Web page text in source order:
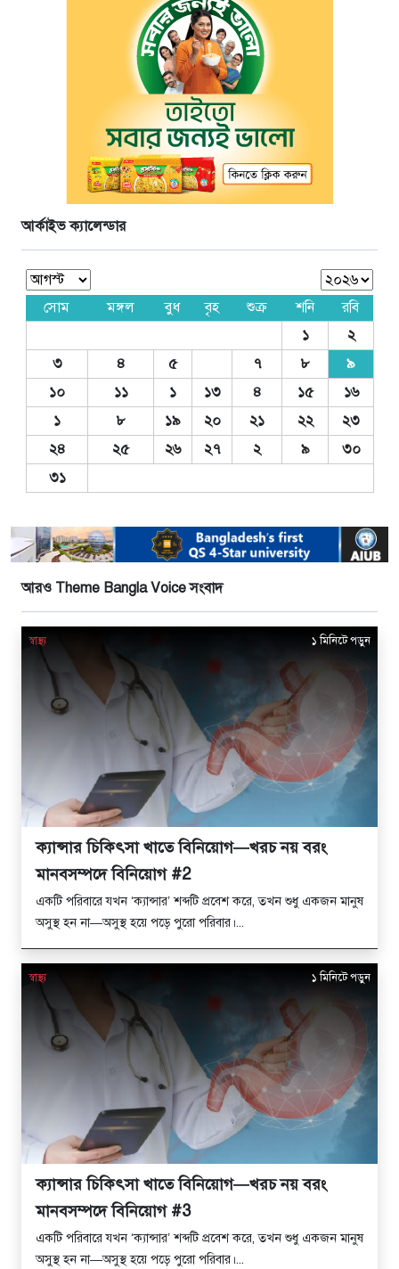
আর্কাইভ ক্যালেন্ডার
সোম মঙ্গল বুধ বৃহ শুক্র শনি
রবি
১
২
৩
৪ ৫ ৭ ৮
৯
১০
১১ ১ ১৩ ৪ ১৫
১৬
১
৮ ১৯ ২০ ২১ ২২
২৩
২৪
২৫ ২৬ ২৭ ২ ৯
৩০
৩১
আরও Theme Bangla Voice সংবাদ
স্বাস্থ্য ১ মিনিটে পড়ুন
ক্যান্সার চিকিৎসা খাতে বিনিয়োগ—খরচ নয় বরং
মানবসম্পদে বিনিয়োগ #2
একটি পরিবারে যখন ‘ক্যান্সার’ শব্দটি প্রবেশ করে, তখন শুধু একজন মানুষ
অসুস্থ হন না—অসুস্থ হয়ে পড়ে পুরো পরিবার।...
স্বাস্থ্য ১ মিনিটে পড়ুন
ক্যান্সার চিকিৎসা খাতে বিনিয়োগ—খরচ নয় বরং
মানবসম্পদে বিনিয়োগ #3
একটি পরিবারে যখন ‘ক্যান্সার’ শব্দটি প্রবেশ করে, তখন শুধু একজন মানুষ
অসুস্থ হন না—অসুস্থ হয়ে পড়ে পুরো পরিবার।...